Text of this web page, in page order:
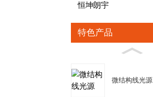
恒坤朗宇
特色产品
微结构线光源